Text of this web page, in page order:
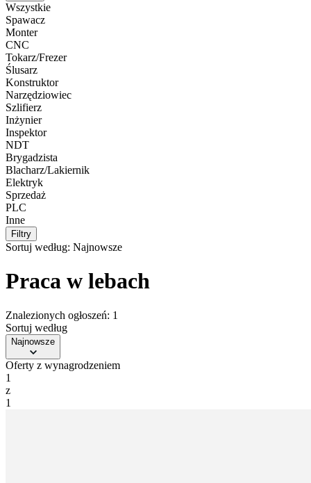
Wszystkie
Spawacz
Monter
CNC
Tokarz/Frezer
Ślusarz
Konstruktor
Narzędziowiec
Szlifierz
Inżynier
Inspektor
NDT
Brygadzista
Blacharz/Lakiernik
Elektryk
Sprzedaż
PLC
Inne
Filtry
Sortuj według: Najnowsze
Praca w lebach
Znalezionych ogłoszeń: 1
Sortuj według
Najnowsze
Oferty z wynagrodzeniem
1
z
1